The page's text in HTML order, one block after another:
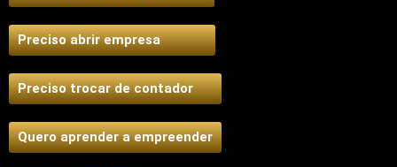
Preciso abrir empresa
Preciso trocar de contador
Quero aprender a empreender